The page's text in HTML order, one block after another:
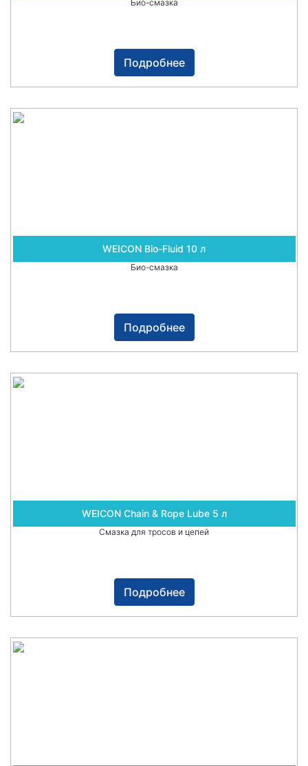
Био-смазка
Подробнее
WEICON Bio-Fluid 10 л
Био-смазка
Подробнее
WEICON Chain & Rope Lube 5 л
Смазка для тросов и цепей
Подробнее